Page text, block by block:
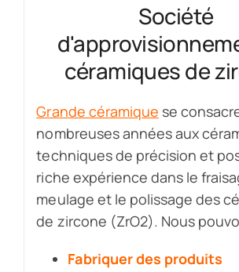
Société
céramiques de
Grande céramique se
nombreuses années aux
techniques de précision et
riche expérience dans le
meulage et le polissage des
de zircone (ZrO2). Nous
Fabriquer des produits